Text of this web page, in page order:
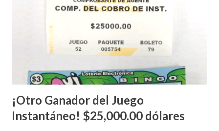
números ganadores del mismo a través de la página
aquellos con jugadas anticipadas de los sorteos locales (
Loto, Revancha, Pega 2, Pega 3 Pega 4 ) se les informará
Mientras, que l...
¡Otro Ganador del Juego
Instantáneo! $25,000.00 dólares